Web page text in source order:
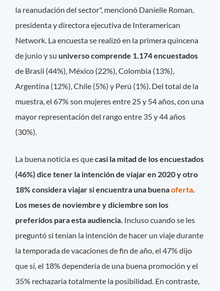
la reanudación del sector", mencionó Danielle Roman,
presidenta y directora ejecutiva de Interamerican
Network. La encuesta se realizó en la primera quincena
de junio y su universo comprende 1.174 encuestados
de Brasil (44%), México (22%), Colombia (13%),
Argentina (12%), Chile (5%) y Perú (1%). Del total de la
muestra, el 67% son mujeres entre 25 y 54 años, con una
mayor representación del rango entre 35 y 44 años
(30%).
La buena noticia es quecasi la mitad de los encuestados
(46%) dice tener la intención de viajar en 2020 y otro
18% considera viajar si encuentra una buenaoferta.
Los meses de noviembre y diciembre son los
preferidos para esta audiencia. Incluso cuando se les
preguntó si tenían la intención de hacer un viaje durante
la temporada de vacaciones de fin de año, el 47% dijo
que sí, el 18% dependería de una buena promoción y el
35% rechazaría totalmente la posibilidad. En contraste,